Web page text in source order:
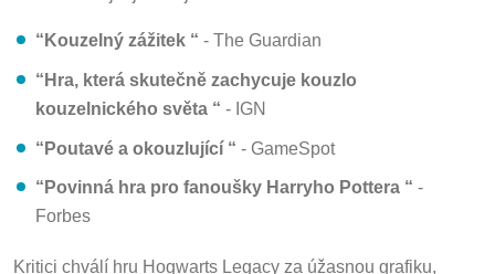
“Kouzelný zážitek “ - The Guardian
“Hra, která skutečně zachycuje kouzlo
kouzelnického světa “ - IGN
“Poutavé a okouzlující “ - GameSpot
“Povinná hra pro fanoušky Harryho Pottera “ -
Forbes
Kritici chválí hru Hogwarts Legacy za úžasnou grafiku,